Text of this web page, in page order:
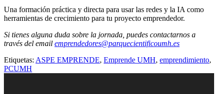
Una formación práctica y directa para usar las redes y la IA como
herramientas de crecimiento para tu proyecto emprendedor.
Si tienes alguna duda sobre la jornada, puedes contactarnos a
través del email emprendedores@parquecientificoumh.es
Etiquetas: ASPE EMPRENDE, Emprende UMH, emprendimiento,
PCUMH